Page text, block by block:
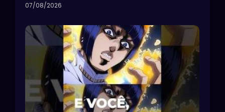
07/08/2026